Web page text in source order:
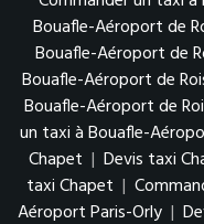
Bouafle-Aéroport de
Bouafle-Aéroport de
Bouafle-Aéroport de
Bouafle-Aéroport de
un taxi à Bouafle-
Chapet | Devis taxi
taxi Chapet |
Aéroport Paris-Orly |